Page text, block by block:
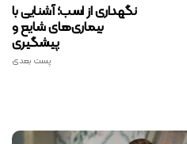
نگهداری از اسب؛ آشنایی با
بیماری‌های شایع و
پیشگیری
پست بعدی